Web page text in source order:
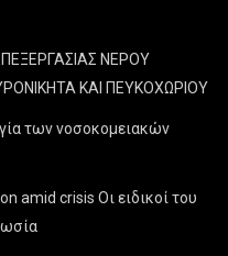
ΝΕΡΟΥ
ΚΑΙ ΠΕΥΚΟΧΩΡΙΟΥ
των νοσοκομειακών
amid crisis Οι ειδικοί του